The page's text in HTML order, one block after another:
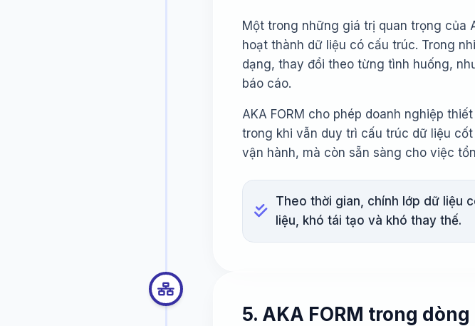
Một trong những giá trị quan trọng của
hoạt thành dữ liệu có cấu trúc. Trong
dạng, thay đổi theo từng tình huống,
báo cáo.
AKA FORM cho phép doanh nghiệp
trong khi vẫn duy trì cấu trúc dữ liệu
vận hành, mà còn sẵn sàng cho việc
Theo thời gian, chính lớp dữ liệu
liệu, khó tái tạo và khó thay thế.
5. AKA FORM trong